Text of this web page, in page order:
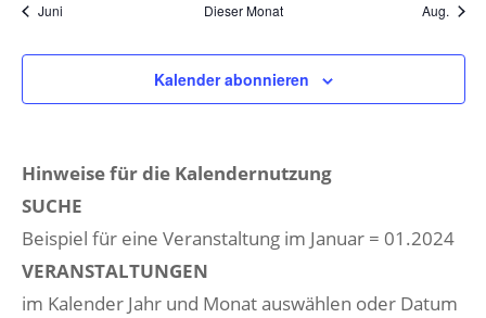
Juni Dieser Monat Aug.
Kalender abonnieren
Hinweise für die Kalendernutzung
SUCHE
Beispiel für eine Veranstaltung im Januar = 01.2024
VERANSTALTUNGEN
im Kalender Jahr und Monat auswählen oder Datum